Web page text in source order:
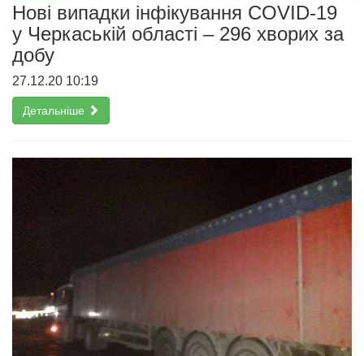
Нові випадки інфікування COVID-19
у Черкаській області – 296 хворих за
добу
27.12.20 10:19
Детальніше